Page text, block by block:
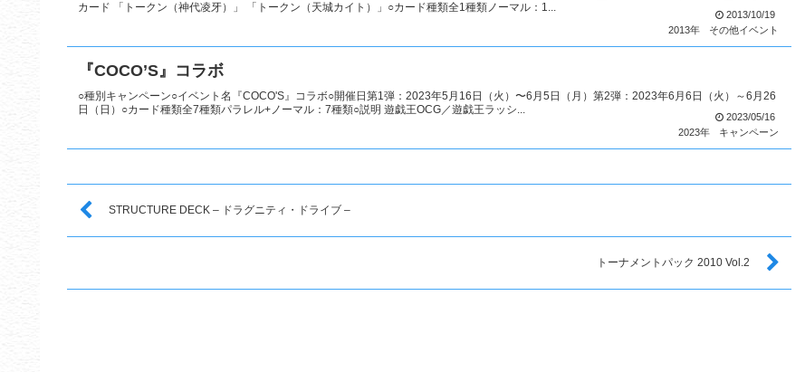
カード 「トークン（神代凌牙）」 「トークン（天城カイト）」○カード種類全1種類ノーマル：1...
2013/10/19
2013年
その他イベント
『COCO’S』コラボ
○種別キャンペーン○イベント名『COCO'S』コラボ○開催日第1弾：2023年5月16日（火）〜6月5日（月）第2弾：2023年6月6日（火）～6月26
日（日）○カード種類全7種類パラレル+ノーマル：7種類○説明 遊戯王OCG／遊戯王ラッシ...
2023/05/16
2023年
キャンペーン
STRUCTURE DECK – ドラグニティ・ドライブ –
トーナメントパック 2010 Vol.2